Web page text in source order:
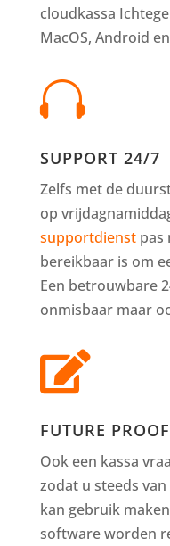
cloudkassa
MacOS, Android

SUPPORT 24/7
Zelfs met de
op
supportdienstpas
bereikbaar is om
Een betrouwbare
onmisbaar maar

FUTURE PROOF
Ook een kassa
zodat u steeds
kan gebruik
software worden